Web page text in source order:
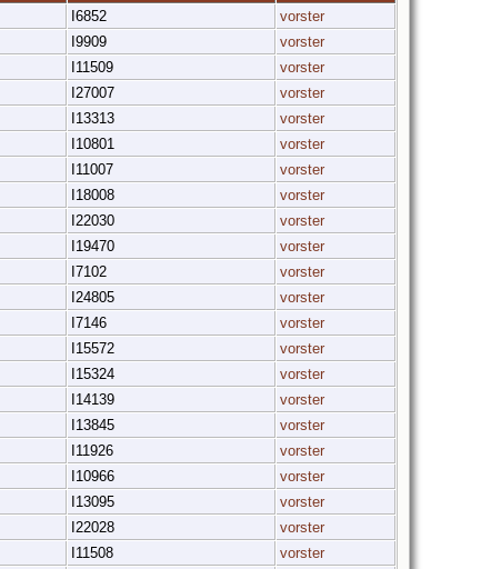
I6852
vorster
I9909
vorster
I11509
vorster
I27007
vorster
I13313
vorster
I10801
vorster
I11007
vorster
I18008
vorster
I22030
vorster
I19470
vorster
I7102
vorster
I24805
vorster
I7146
vorster
I15572
vorster
I15324
vorster
I14139
vorster
I13845
vorster
I11926
vorster
I10966
vorster
I13095
vorster
I22028
vorster
I11508
vorster